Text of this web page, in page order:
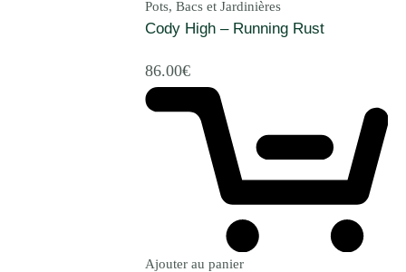
Pots, Bacs et Jardinières
Cody High – Running Rust
86.00€
Ajouter au panier